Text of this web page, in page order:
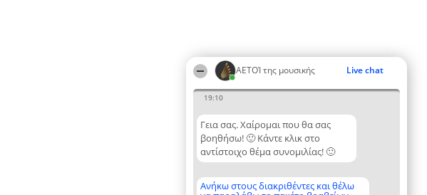
ΑΕΤΟΊ της μουσικής Live chat
19:10
Γεια σας. Χαίρομαι που θα σας
βοηθήσω! 🙂 Κάντε κλικ στο
αντίστοιχο θέμα συνομιλίας! 🙂
Ανήκω στους διακριθέντες και θέλω